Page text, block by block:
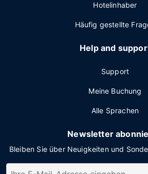
Hotelinhaber
Häufig gestellte
Help and
Support
Meine Buchung
Alle Sprachen
Newsletter
Bleiben Sie über Neuigkeiten und